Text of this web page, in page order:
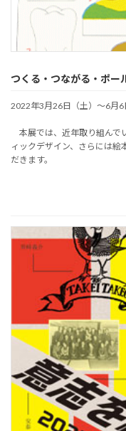
つくる・つながる・ポー
2022年3月26日（土）～6月6
本展では、近年取り組んで
ィックデザイン、さらには
だきます。